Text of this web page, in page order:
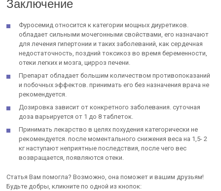
Заключение
Фуросемид относится к категории мощных диуретиков.
обладает сильными мочегонными свойствами, его назначают
для лечения гипертонии и таких заболеваний, как сердечная
недостаточность, поздний токсикоз во время беременности,
отеки легких и мозга, цирроз печени.
Препарат обладает большим количеством противопоказаний
и побочных эффектов. принимать его без назначения врача не
рекомендуется.
Дозировка зависит от конкретного заболевания. суточная
доза варьируется от 1 до 8 таблеток.
Принимать лекарство в целях похудения категорически не
рекомендуется. после моментального снижения веса на 1,5- 2
кг наступают неприятные последствия, после чего вес
возвращается, появляются отеки.
Статья Вам помогла? Возможно, она поможет и вашим друзьям!
Будьте добры, кликните по одной из кнопок: